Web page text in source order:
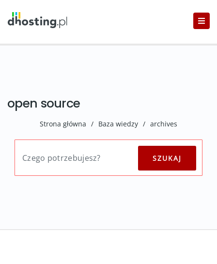
open source
Strona główna / Baza wiedzy / archives